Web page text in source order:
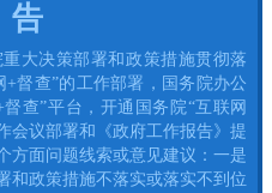
告
决策部署和政策措施贯彻落
督查”的工作部署，国务院办公
查”平台，开通国务院“互联网
会议部署和《政府工作报告》提
方面问题线索或意见建议：一是
和政策措施不落实或落实不到位